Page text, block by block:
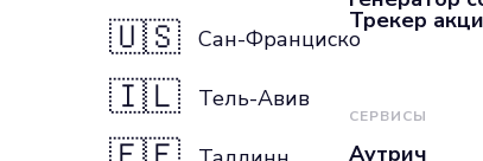
🇺🇸 Сан-Франциско
🇮🇱 Тель-Авив
Трекер
СЕРВИСЫ
Аутрич